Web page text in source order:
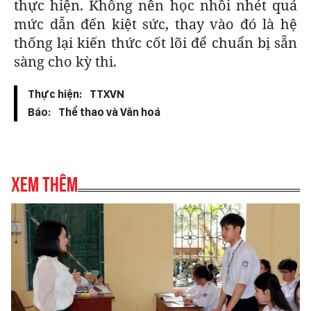
thực hiện. Không nên học nhồi nhét quá
mức dẫn đến kiệt sức, thay vào đó là hệ
thống lại kiến thức cốt lõi để chuẩn bị sẵn
sàng cho kỳ thi.
Thực hiện:
TTXVN
Báo:
Thể thao và Văn hoá
Xem thêm